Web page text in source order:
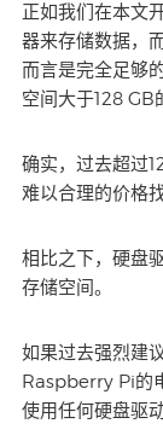
正如我们在本文
器来存储数据，
而言是完全足够
空间大于128 GB
确实，过去超过
难以合理的价格
相比之下，硬盘
存储空间。
如果过去强烈建
Raspberry Pi的
使用任何硬盘驱